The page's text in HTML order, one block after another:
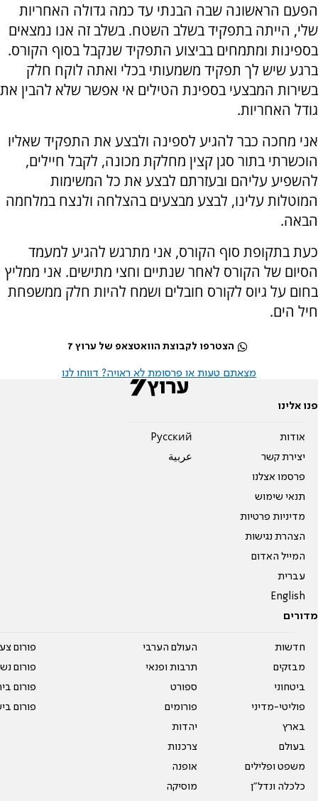
הפעם הראשונה שבה הבנתי עד כמה גדולה האחריות
שלי, הייתה בתפקיד בשלב השטח. בשלב זה אנו נמצאים
בספינות ומתמחים בביצוע התפקיד שנקבל בסוף הקורס.
ברגע שיש לך תפקיד משמעותי בכלי ואתה לוקח חלק
בשירות המבצעי בספינת הטילים אי אפשר שלא להבין את
גודל האחריות.
אני מחכה כבר להגיע לספינה ולבצע את התפקיד שאליו
הוכשרתי בתור סגן קצין מחלקת מכונה, לקבל חיילים,
להשפיע עליהם ובעזרתם לבצע את כל המשימות
המוטלות עלינו, לבצע מבצעים בהצלחה ולנצח במלחמה
הבאה.
כעת בתקופת סוף הקורס, אני מתרגש להגיע למעמד
הסיום של הקורס לאחר שנתיים וחצי מתישים. אני ממליץ
בחום על גיוס לקורס חובלים ושמח להיות חלק ממשפחת
חיל הים.
הצטרפו לקבוצת הוואטצאפ של ערוץ 7
מצאתם טעות או פרסומת לא ראויה? דווחו לנו
פנו אלינו
אודות
יצירת קשר
פרסמו אצלנו
תנאי שימוש
מדיניות פרטיות
הצהרת נגישות
המייל האדום
עברית
English
Pусский
عربية
מדורים
חדשות
מבזקים
ביטחוני
פוליטי-מדיני
בארץ
בעולם
משפט ופלילים
כלכלה ונדל"ן
העולם הערבי
תרבות ופנאי
ספורט
פורומים
יהדות
צרכנות
אופנה
מוסיקה
פורום
פורום
פורום
פורום